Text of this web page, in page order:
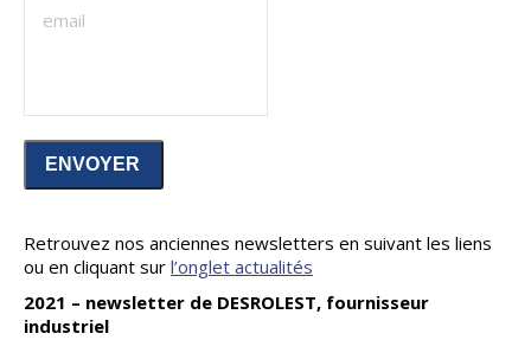
Retrouvez nos anciennes newsletters en suivant les liens
ou en cliquant sur l’onglet actualités
2021 – newsletter de DESROLEST, fournisseur
industriel